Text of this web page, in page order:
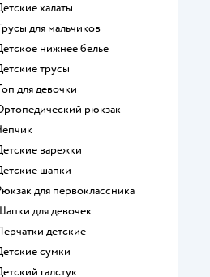
Детские халаты
Трусы для мальчиков
Детское нижнее белье
Детские трусы
Топ для девочки
Ортопедический рюкзак
Чепчик
Детские варежки
Детские шапки
Рюкзак для первоклассника
Шапки для девочек
Перчатки детские
Детские сумки
Детский галстук